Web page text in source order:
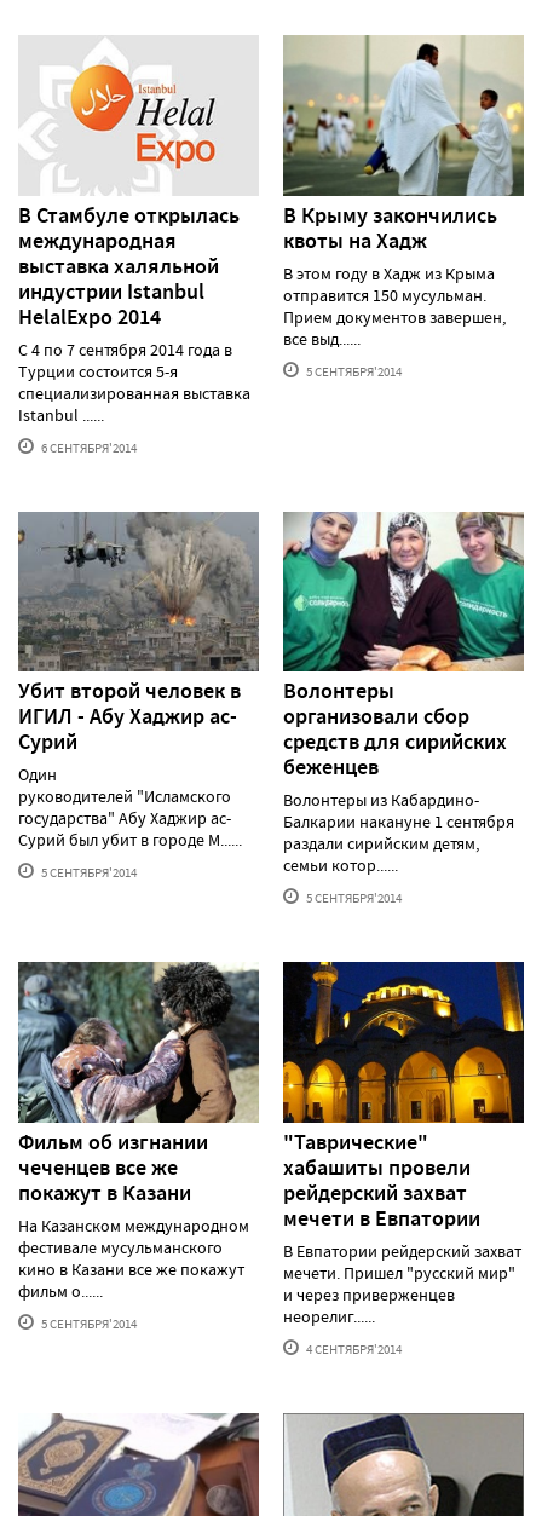
В Стамбуле открылась
международная
выставка халяльной
индустрии Istanbul
HelalExpo 2014
С 4 по 7 сентября 2014 года в
Турции состоится 5-я
специализированная выставка
Istanbul ......
6 СЕНТЯБРЯ'2014
В Крыму закончились
квоты на Хадж
В этом году в Хадж из Крыма
отправится 150 мусульман.
Прием документов завершен,
все выд......
5 СЕНТЯБРЯ'2014
Убит второй человек в
ИГИЛ - Абу Хаджир ас-
Сурий
Один
руководителей "Исламского
государства" Абу Хаджир ас-
Сурий был убит в городе М......
5 СЕНТЯБРЯ'2014
Волонтеры
организовали сбор
средств для сирийских
беженцев
Волонтеры из Кабардино-
Балкарии накануне 1 сентября
раздали сирийским детям,
семьи котор......
5 СЕНТЯБРЯ'2014
Фильм об изгнании
чеченцев все же
покажут в Казани
На Казанском международном
фестивале мусульманского
кино в Казани все же покажут
фильм о......
5 СЕНТЯБРЯ'2014
"Таврические"
хабашиты провели
рейдерский захват
мечети в Евпатории
В Евпатории рейдерский захват
мечети. Пришел "русский мир"
и через приверженцев
неорелиг......
4 СЕНТЯБРЯ'2014